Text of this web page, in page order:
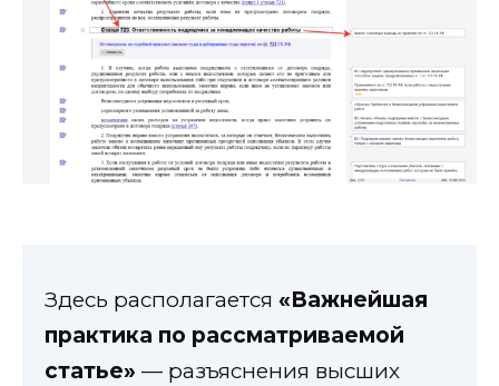
Здесь располагается «Важнейшая
практика по рассматриваемой
статье» — разъяснения высших